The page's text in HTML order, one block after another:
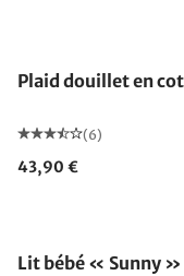
Plaid douillet en
(6)
43,90 €
Lit bébé « Sunny »